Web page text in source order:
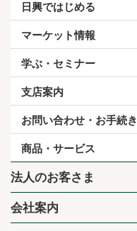
日興ではじめる
マーケット情報
学ぶ・セミナー
支店案内
お問い合わせ・お手続き
商品・サービス
法人のお客さま
会社案内